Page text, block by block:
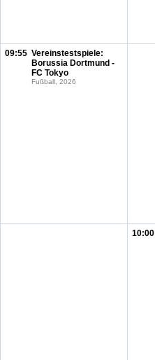
09:55 Vereinstestspiele:
Borussia Dortmund -
FC Tokyo
Fußball, 2026
10:00